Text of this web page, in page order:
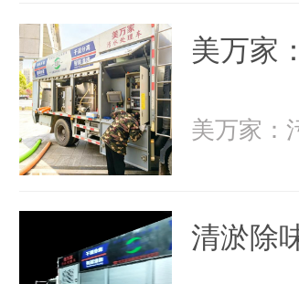
美万家
清淤除